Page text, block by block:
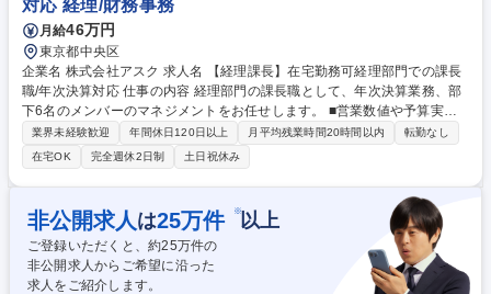
経験者歓迎！リモートワーク可
対応 経理/財務事務
月給46万円
東京都中央区
企業名 株式会社アスク 求人名 【経理課長】在宅勤務可経理部門での課長
職/年次決算対応 仕事の内容 経理部門の課長職として、年次決算業務、部
下6名のメンバーのマネジメントをお任せします。 ■営業数値や予算実績
対比の社内報告■監査法人対応■各部門とのや計上タイミングの調整■会計
仕訳伝票・帳票の精査承認■請求書、経費精算、支払データの精査承認■月
次・四半期・年次決算（子会社含む） ■税務申告（顧問税理士対応含む）
■親会社向け決算報告資料の作成 ■スタッフ指導・業務進捗管理 ■税制改正
などの法令対応 募集職種 【経理課長】在宅勤務可経理部門での課長職/年
次決算対応
業界未経験歓迎 年間休日120日以上 月平均残業時間20時間以内
転勤なし
在宅OK
完全週休2日制 土日祝休み
非公開求人 は25万件 ※以上
ご登録いただくと、約25万件の
非公開求人からご希望に沿った
求人をご紹介します。